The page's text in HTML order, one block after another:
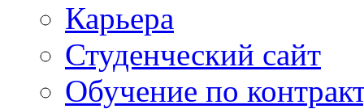
Карьера
Студенческий сайт
Обучение по